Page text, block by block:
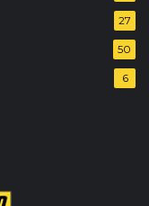
27
50
6